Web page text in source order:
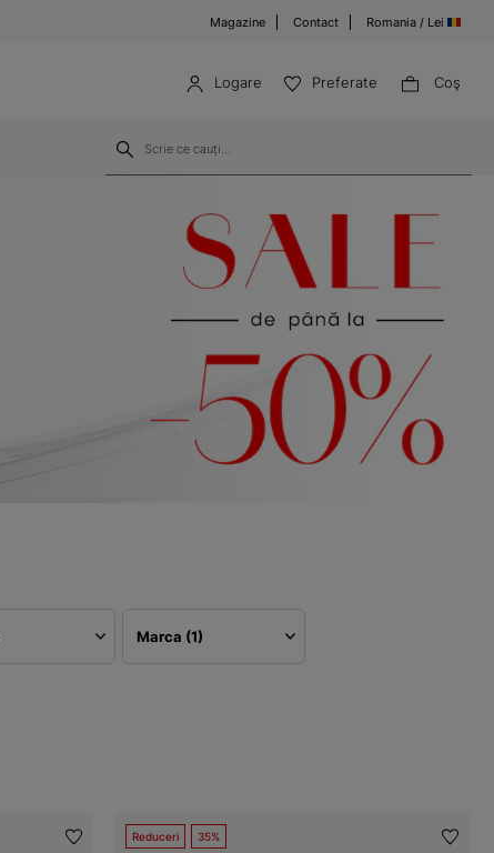
Magazine Contact Romania / Lei
Logare Preferate Coş
Marca (1)
Reduceri 35%